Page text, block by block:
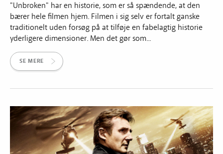
"Unbroken" har en historie, som er så spændende, at den
bærer hele filmen hjem. Filmen i sig selv er fortalt ganske
traditionelt uden forsøg på at tilføje en fabelagtig historie
yderligere dimensioner. Men det gør som...
SE MERE